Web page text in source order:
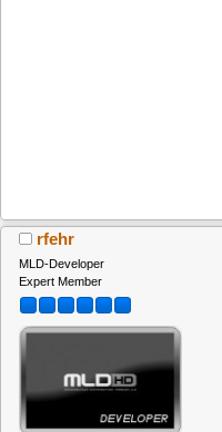
rfehr
MLD-Developer
Expert Member